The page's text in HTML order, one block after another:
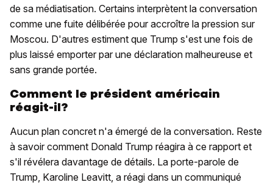
de sa médiatisation. Certains interprètent la conversation
comme une fuite délibérée pour accroître la pression sur
Moscou. D'autres estiment que Trump s'est une fois de
plus laissé emporter par une déclaration malheureuse et
sans grande portée.
Comment le président américain
réagit-il?
Aucun plan concret n'a émergé de la conversation. Reste
à savoir comment Donald Trump réagira à ce rapport et
s'il révélera davantage de détails. La porte-parole de
Trump, Karoline Leavitt, a réagi dans un communiqué